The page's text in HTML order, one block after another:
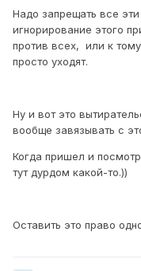
Надо запрещать все
игнорирование этого
против всех, или к
просто уходят.
Ну и вот это
вообще завязывать с
Когда пришел и
тут дурдом какой-то.))
Оставить это право